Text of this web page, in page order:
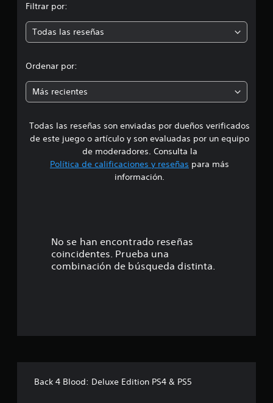
m
e
i
a
d
r
e
Filtrar por:
Todas las reseñas
Ordenar por:
Más recientes
Todas las reseñas son enviadas por dueños verificados
de este juego o artículo y son evaluadas por un equipo
de moderadores. Consulta la
Política de calificaciones y reseñas para más
información.
No se han encontrado reseñas
coincidentes. Prueba una
combinación de búsqueda distinta.
Back 4 Blood: Deluxe Edition PS4 & PS5